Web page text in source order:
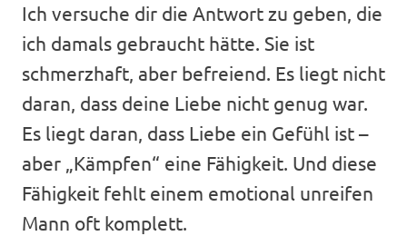
Ich versuche dir die Antwort zu geben, die
ich damals gebraucht hätte. Sie ist
schmerzhaft, aber befreiend. Es liegt nicht
daran, dass deine Liebe nicht genug war.
Es liegt daran, dass Liebe ein Gefühl ist –
aber „Kämpfen“ eine Fähigkeit. Und diese
Fähigkeit fehlt einem emotional unreifen
Mann oft komplett.